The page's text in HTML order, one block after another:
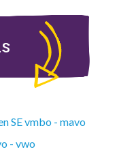
SE vmbo - mavo
- vwo